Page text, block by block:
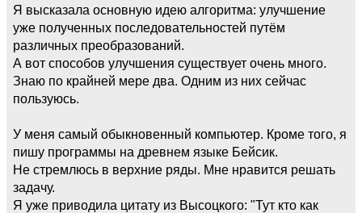
Я высказала основную идею алгоритма: улучшение
уже полученных последовательностей путём
различных преобразований.
А вот способов улучшения существует очень много.
Знаю по крайней мере два. Одним из них сейчас
пользуюсь.
У меня самый обыкновенный компьютер. Кроме того, я
пишу программы на древнем языке Бейсик.
Не стремлюсь в верхние ряды. Мне нравится решать
задачу.
Я уже приводила цитату из Высоцкого: "Тут кто как